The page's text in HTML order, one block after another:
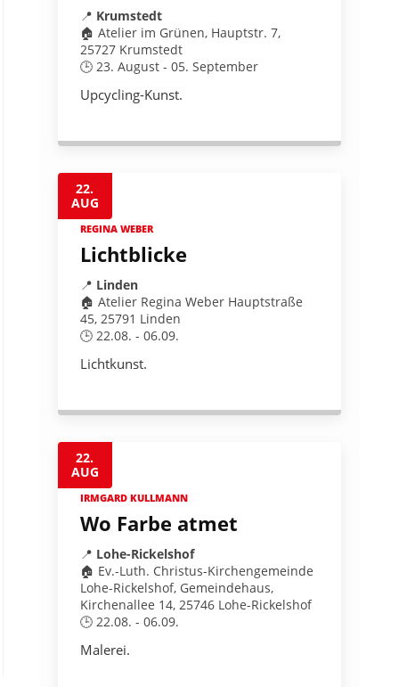
📍 Krumstedt
🏠 Atelier im Grünen, Hauptstr. 7,
25727 Krumstedt
🕒 23. August - 05. September
Upcycling-Kunst.
22.
AUG
REGINA WEBER
Lichtblicke
📍 Linden
🏠 Atelier Regina Weber Hauptstraße
45, 25791 Linden
🕒 22.08. - 06.09.
Lichtkunst.
22.
AUG
IRMGARD KULLMANN
Wo Farbe atmet
📍 Lohe-Rickelshof
🏠 Ev.-Luth. Christus-Kirchengemeinde
Lohe-Rickelshof, Gemeindehaus,
Kirchenallee 14, 25746 Lohe-Rickelshof
🕒 22.08. - 06.09.
Malerei.